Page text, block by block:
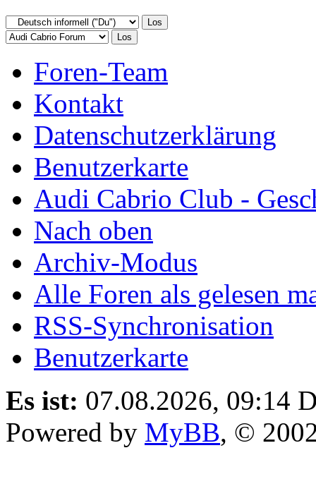
Foren-Team
Kontakt
Datenschutzerklärung
Benutzerkarte
Audi Cabrio Club -
Nach oben
Archiv-Modus
Alle Foren als gelesen
RSS-Synchronisation
Benutzerkarte
Es ist: 07.08.2026, 09:14
Powered by MyBB, ©